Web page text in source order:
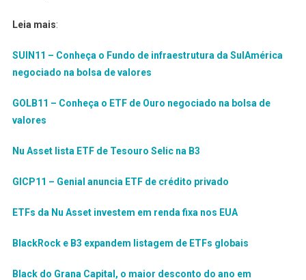
Leia mais:
SUIN11 – Conheça o Fundo de infraestrutura da SulAmérica
negociado na bolsa de valores
GOLB11 – Conheça o ETF de Ouro negociado na bolsa de
valores
Nu Asset lista ETF de Tesouro Selic na B3
GICP11 – Genial anuncia ETF de crédito privado
ETFs da Nu Asset investem em renda fixa nos EUA
BlackRock e B3 expandem listagem de ETFs globais
Black do Grana Capital, o maior desconto do ano em